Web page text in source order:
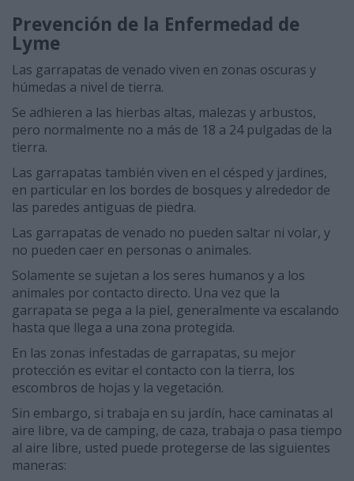
Prevención de la Enfermedad de
Lyme
Las garrapatas de venado viven en zonas oscuras y
húmedas a nivel de tierra.
Se adhieren a las hierbas altas, malezas y arbustos,
pero normalmente no a más de 18 a 24 pulgadas de la
tierra.
Las garrapatas también viven en el césped y jardines,
en particular en los bordes de bosques y alrededor de
las paredes antiguas de piedra.
Las garrapatas de venado no pueden saltar ni volar, y
no pueden caer en personas o animales.
Solamente se sujetan a los seres humanos y a los
animales por contacto directo. Una vez que la
garrapata se pega a la piel, generalmente va escalando
hasta que llega a una zona protegida.
En las zonas infestadas de garrapatas, su mejor
protección es evitar el contacto con la tierra, los
escombros de hojas y la vegetación.
Sin embargo, si trabaja en su jardín, hace caminatas al
aire libre, va de camping, de caza, trabaja o pasa tiempo
al aire libre, usted puede protegerse de las siguientes
maneras: